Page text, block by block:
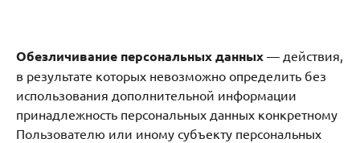
Обезличивание персональных данных — действия,
в результате которых невозможно определить без
использования дополнительной информации
принадлежность персональных данных конкретному
Пользователю или иному субъекту персональных